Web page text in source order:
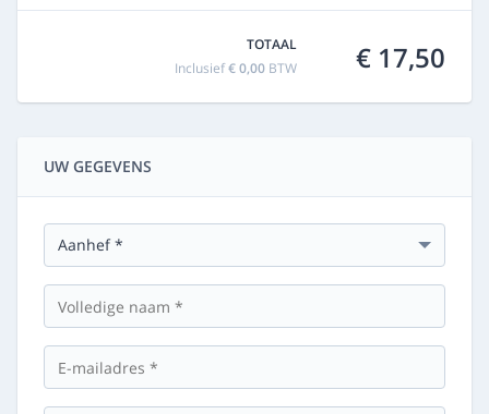
TOTAAL
Inclusief€ 0,00 BTW € 17,50
UW GEGEVENS